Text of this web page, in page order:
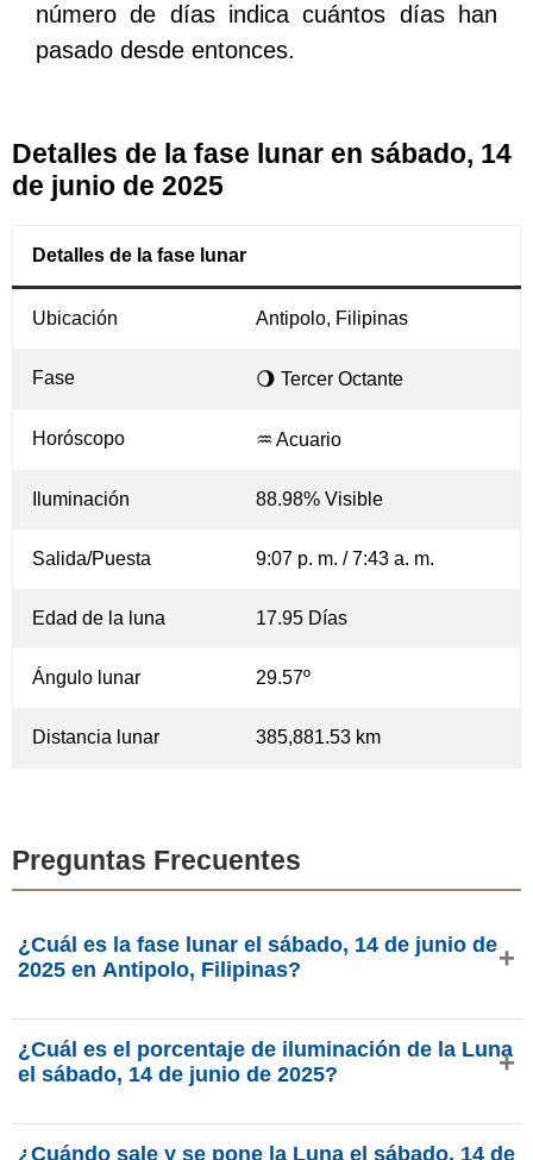
número de días indica cuántos días han
pasado desde entonces.
Detalles de la fase lunar en sábado, 14
de junio de 2025
Detalles de la fase lunar
Ubicación Antipolo, Filipinas
Fase 🌖 Tercer Octante
Horóscopo ♒ Acuario
Iluminación 88.98% Visible
Salida/Puesta 9:07 p. m. / 7:43 a. m.
Edad de la luna 17.95 Días
Ángulo lunar 29.57º
Distancia lunar 385,881.53 km
Preguntas Frecuentes
¿Cuál es la fase lunar el sábado, 14 de junio de
2025 en Antipolo, Filipinas?
Luna está en la fase Tercer Octante con 88.98% de
iluminación, tiene 17.95 días de edad y se encuentra en la
¿Cuál es el porcentaje de iluminación de la Luna
el sábado, 14 de junio de 2025?
¿Cuándo sale y se pone la Luna el sábado, 14 de